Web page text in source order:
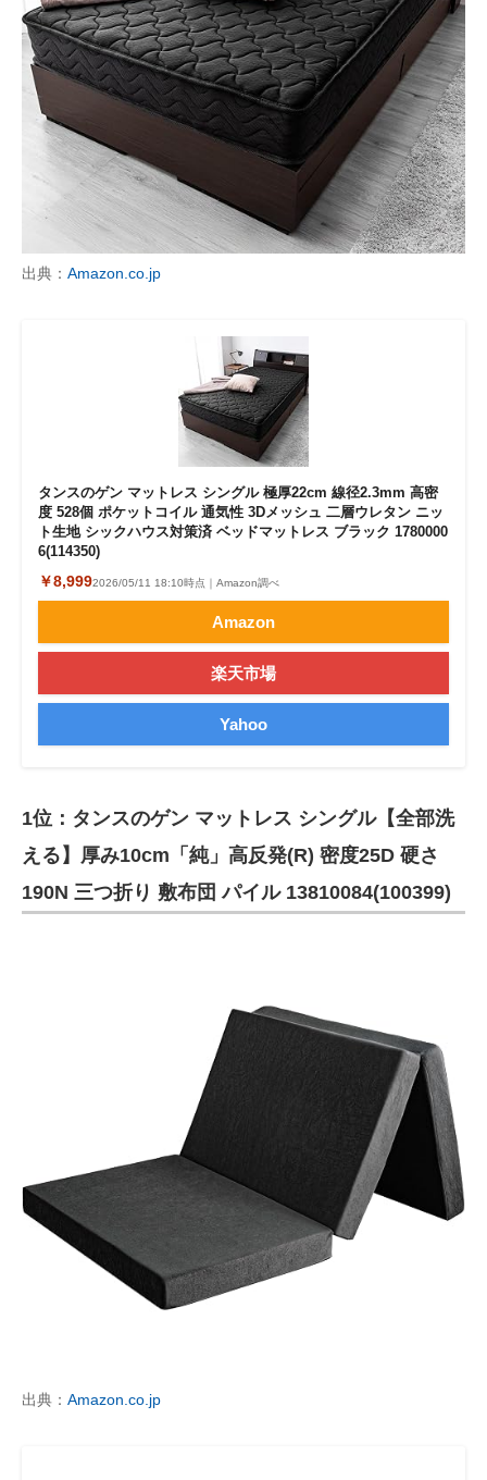
出典： Amazon.co.jp
タンスのゲン マットレス シングル 極厚22cm 線径2.3mm 高密
度 528個 ポケットコイル 通気性 3Dメッシュ 二層ウレタン ニッ
ト生地 シックハウス対策済 ベッドマットレス ブラック 1780000
6(114350)
￥8,9992026/05/11 18:10時点｜Amazon調べ
Amazon
楽天市場
Yahoo
1位：タンスのゲン マットレス シングル【全部洗
える】厚み10cm「純」高反発(R) 密度25D 硬さ
190N 三つ折り 敷布団 パイル 13810084(100399)
出典： Amazon.co.jp